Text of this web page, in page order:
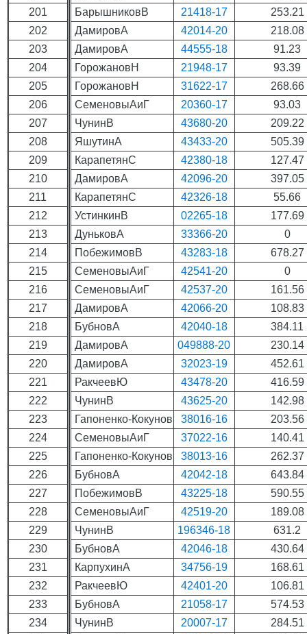
201
202
203
204
205
206
207
208
209
210
211
212
213
214
215
216
217
218
219
220
221
222
223
224
225
226
227
228
229
230
231
232
233
234
БарышниковВ
21418-17
253.21
ДамировА
42014-20
218.08
ДамировА
44555-18
91.23
ГорожановН
21948-17
93.39
ГорожановН
31622-17
268.66
СеменовыАиГ
20360-17
93.03
ЧунинВ
43680-20
209.22
ЯшутинА
43433-20
505.39
КарапетянС
42380-18
127.47
ДамировА
42096-20
397.05
КарапетянС
42326-18
55.66
УстинкинВ
02265-18
177.69
ДуньковА
33366-20
0
ПобежимовВ
43283-18
678.27
СеменовыАиГ
42541-20
0
СеменовыАиГ
42537-20
161.56
ДамировА
42066-20
108.83
БубновА
42040-18
384.11
ДамировА
049888-20
230.14
ДамировА
32023-19
452.61
РакчеевЮ
43478-20
416.59
ЧунинВ
43625-20
142.98
Гапоненко-Кокунов
38016-16
203.56
СеменовыАиГ
37022-16
140.41
Гапоненко-Кокунов
38013-16
262.37
БубновА
42042-18
643.84
ПобежимовВ
43225-18
590.55
СеменовыАиГ
42519-20
189.08
ЧунинВ
196346-18
631.2
БубновА
42046-18
430.64
КарпухинА
34756-19
168.61
РакчеевЮ
42401-20
106.81
БубновА
21058-17
574.53
ЧунинВ
20007-17
284.51